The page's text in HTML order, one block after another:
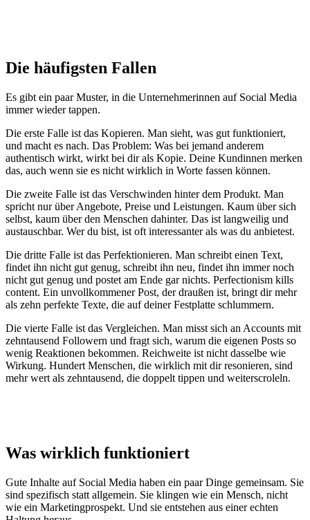
Die häufigsten Fallen
Es gibt ein paar Muster, in die Unternehmerinnen auf Social Media
immer wieder tappen.
Die erste Falle ist das Kopieren. Man sieht, was gut funktioniert,
und macht es nach. Das Problem: Was bei jemand anderem
authentisch wirkt, wirkt bei dir als Kopie. Deine Kundinnen merken
das, auch wenn sie es nicht wirklich in Worte fassen können.
Die zweite Falle ist das Verschwinden hinter dem Produkt. Man
spricht nur über Angebote, Preise und Leistungen. Kaum über sich
selbst, kaum über den Menschen dahinter. Das ist langweilig und
austauschbar. Wer du bist, ist oft interessanter als was du anbietest.
Die dritte Falle ist das Perfektionieren. Man schreibt einen Text,
findet ihn nicht gut genug, schreibt ihn neu, findet ihn immer noch
nicht gut genug und postet am Ende gar nichts. Perfectionism kills
content. Ein unvollkommener Post, der draußen ist, bringt dir mehr
als zehn perfekte Texte, die auf deiner Festplatte schlummern.
Die vierte Falle ist das Vergleichen. Man misst sich an Accounts mit
zehntausend Followern und fragt sich, warum die eigenen Posts so
wenig Reaktionen bekommen. Reichweite ist nicht dasselbe wie
Wirkung. Hundert Menschen, die wirklich mit dir resonieren, sind
mehr wert als zehntausend, die doppelt tippen und weiterscroleln.
Was wirklich funktioniert
Gute Inhalte auf Social Media haben ein paar Dinge gemeinsam. Sie
sind spezifisch statt allgemein. Sie klingen wie ein Mensch, nicht
wie ein Marketingprospekt. Und sie entstehen aus einer echten